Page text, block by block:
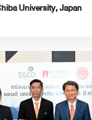
University, Japan